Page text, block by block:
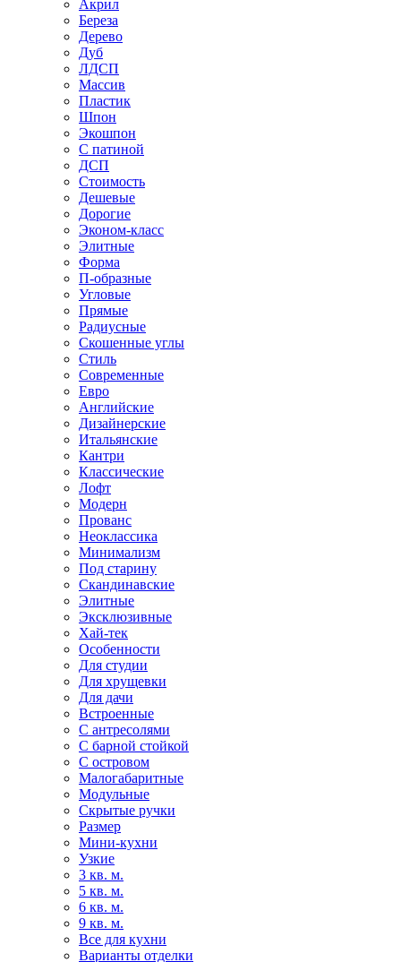
Акрил
Береза
Дерево
Дуб
ЛДСП
Массив
Пластик
Шпон
Экошпон
С патиной
ДСП
Стоимость
Дешевые
Дорогие
Эконом-класс
Элитные
Форма
П-образные
Угловые
Прямые
Радиусные
Скошенные углы
Стиль
Современные
Евро
Английские
Дизайнерские
Итальянские
Кантри
Классические
Лофт
Модерн
Прованс
Неоклассика
Минимализм
Под старину
Скандинавские
Элитные
Эксклюзивные
Хай-тек
Особенности
Для студии
Для хрущевки
Для дачи
Встроенные
С антресолями
С барной стойкой
С островом
Малогабаритные
Модульные
Скрытые ручки
Размер
Мини-кухни
Узкие
3 кв. м.
5 кв. м.
6 кв. м.
9 кв. м.
Все для кухни
Варианты отделки